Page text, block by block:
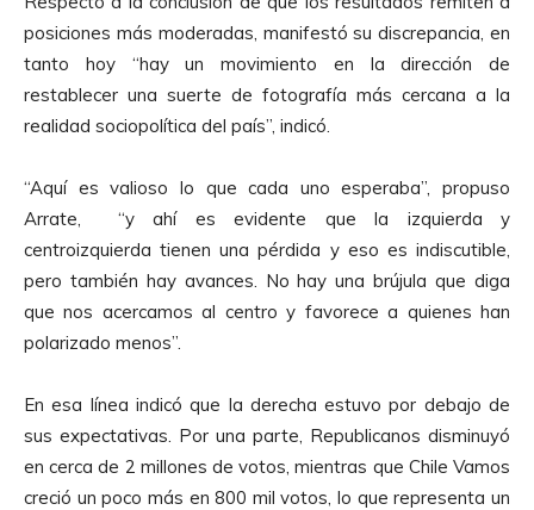
posiciones más moderadas, manifestó su discrepancia, en
tanto hoy “hay un movimiento en la dirección de
restablecer una suerte de fotografía más cercana a la
realidad sociopolítica del país”, indicó.
“Aquí es valioso lo que cada uno esperaba”, propuso
Arrate, “y ahí es evidente que la izquierda y
centroizquierda tienen una pérdida y eso es indiscutible,
pero también hay avances. No hay una brújula que diga
que nos acercamos al centro y favorece a quienes han
polarizado menos”.
En esa línea indicó que la derecha estuvo por debajo de
sus expectativas. Por una parte, Republicanos disminuyó
en cerca de 2 millones de votos, mientras que Chile Vamos
creció un poco más en 800 mil votos, lo que representa un